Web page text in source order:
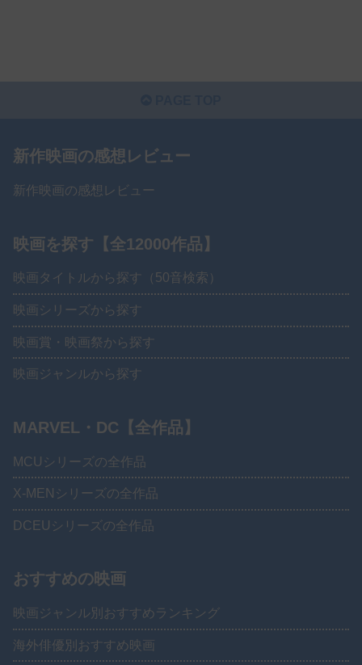
新作映画の感想レビュー
新作映画の感想レビュー
映画を探す【全12000作品】
映画タイトルから探す（50音検索）
映画シリーズから探す
映画賞・映画祭から探す
映画ジャンルから探す
MARVEL・DC【全作品】
MCUシリーズの全作品
X-MENシリーズの全作品
DCEUシリーズの全作品
おすすめの映画
映画ジャンル別おすすめランキング
海外俳優別おすすめ映画